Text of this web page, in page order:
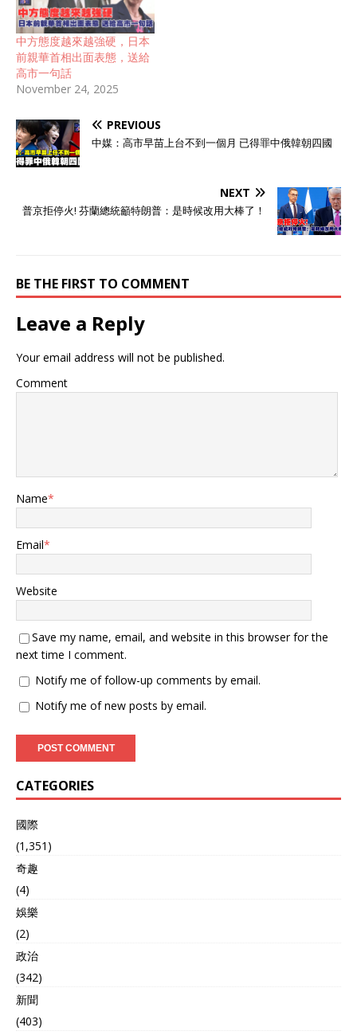
中方態度越來越強硬，日本
前親華首相出面表態，送給
高市一句話
November 24, 2025
PREVIOUS
中媒：高市早苗上台不到一個月 已得罪中俄韓朝四國
NEXT
普京拒停火! 芬蘭總統籲特朗普：是時候改用大棒了！
BE THE FIRST TO COMMENT
Leave a Reply
Your email address will not be published.
Comment
Name*
Email*
Website
Save my name, email, and website in this browser for the
next time I comment.
Notify me of follow-up comments by email.
Notify me of new posts by email.
CATEGORIES
國際
(1,351)
奇趣
(4)
娛樂
(2)
政治
(342)
新聞
(403)